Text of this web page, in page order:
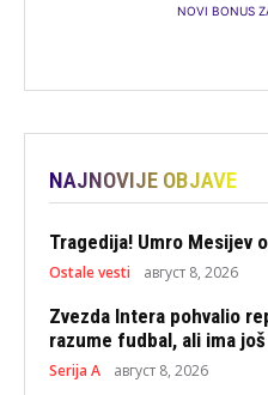
NOVI BONUS
NAJNOVIJE OBJAVE
Tragedija! Umro Mesijev
Ostale vesti август 8, 2026
Zvezda Intera pohvalio
razume fudbal, ali ima
Serija A август 8, 2026